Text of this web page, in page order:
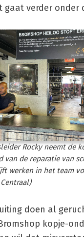
gaat verder onder
Rocky neemt de
van de reparatie van
werken in het team
doen al
kopje-